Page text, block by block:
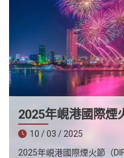
作
夥
LOCAL
2025年峴港國際煙
10 / 03 / 2025
2025年峴港國際煙火節（